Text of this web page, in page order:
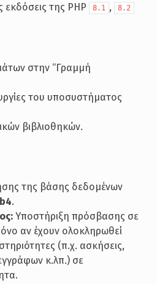
εκδόσεις της PHP
8.1 , 8.2
στην “Γραμμή
του υποσυστήματος
βιβλιοθηκών.
της βάσης δεδομένων
.
Υποστήριξη πρόσβασης σε
αν έχουν ολοκληρωθεί
(π.χ. ασκήσεις,
κ.λπ.) σε